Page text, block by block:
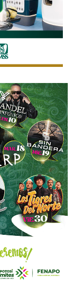
digitales al
la
para
la competencia
y brindar un
podrá elegir la
comentó.
Uber no complete
con las
no podrá
Luis Potosí.
plataforma oficial